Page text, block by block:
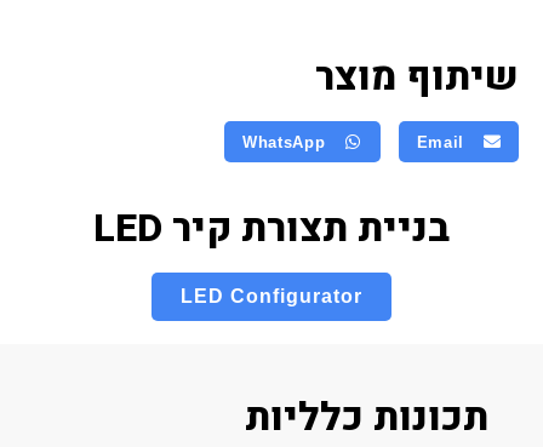
שיתוף מוצר
Email
WhatsApp
בניית תצורת קיר LED
LED Configurator
תכונות כלליות